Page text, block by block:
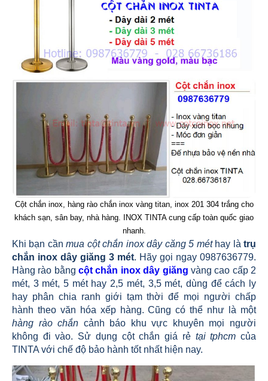
Cột chắn inox, hàng rào chắn inox vàng titan, inox 201 304 trắng cho
khách sạn, sân bay, nhà hàng. INOX TINTA cung cấp toàn quốc giao
nhanh.
Khi bạn cầnmua cột chắn inox dây căng 5 méthay làtrụ
chắn inox dây giăng 3 mét. Hãy gọi ngay 0987636779.
Hàng rào bằngcột chắn inox dây giăng vàng cao cấp 2
mét, 3 mét, 5 mét hay 2,5 mét, 3,5 mét, dùng để cách ly
hay phân chia ranh giới tạm thời để mọi người chấp
hành theo văn hóa xếp hàng. Cũng có thể như là một
hàng rào chắn cảnh báo khu vực khuyên mọi người
không đi vào. Sử dụng cột chắn giá rẻ tại tphcm của
TINTA với chế độ bảo hành tốt nhất hiện nay.